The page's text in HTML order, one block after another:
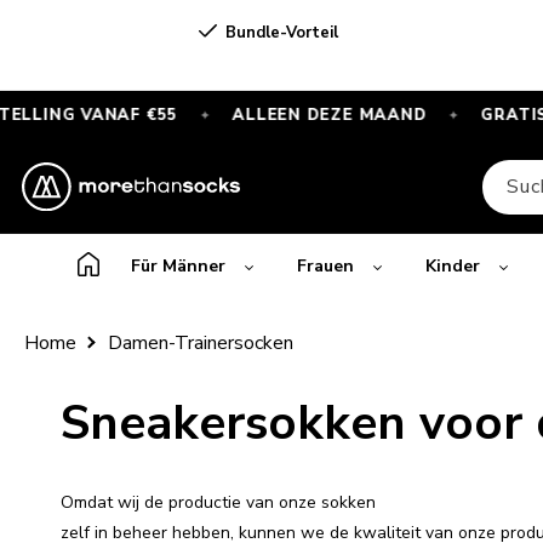
Bundle-Vorteil
€55 ✦ ALLEEN DEZE MAAND ✦ GRATIS
SPORTSOKKEN
elke
Für Männer Frauen Kinder
Home Damen-Trainersocken
Sneakersokken voor
Omdat wij de productie van onze sokken
zelf in beheer hebben, kunnen we de kwaliteit van onze